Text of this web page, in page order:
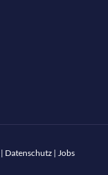
| Datenschutz | Jobs